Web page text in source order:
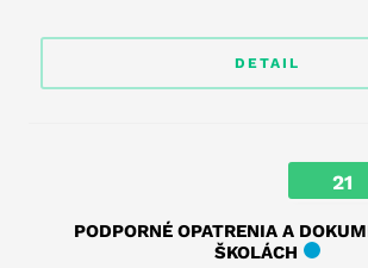
DETAIL
21
PODPORNÉ OPATRENIA A
ŠKOLÁCH